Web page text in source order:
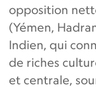
opposition
(Yémen,
Indien, qui
de riches
et centrale,